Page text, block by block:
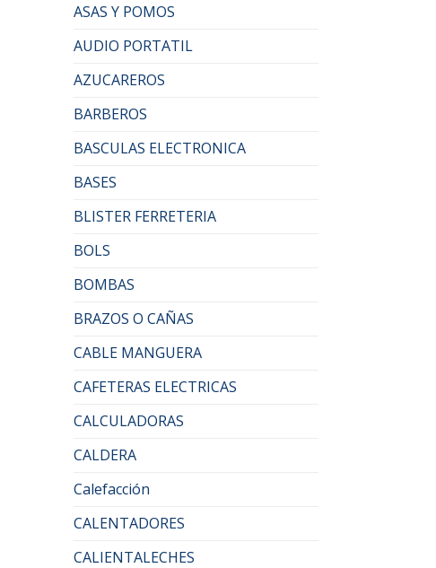
ASAS Y POMOS
AUDIO PORTATIL
AZUCAREROS
BARBEROS
BASCULAS ELECTRONICA
BASES
BLISTER FERRETERIA
BOLS
BOMBAS
BRAZOS O CAÑAS
CABLE MANGUERA
CAFETERAS ELECTRICAS
CALCULADORAS
CALDERA
Calefacción
CALENTADORES
CALIENTALECHES